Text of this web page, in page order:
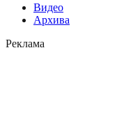
Видео
Архива
Реклама